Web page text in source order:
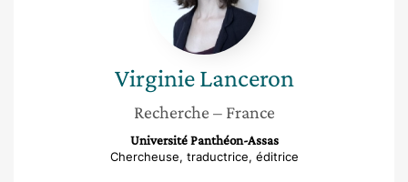
Virginie Lanceron
Recherche – France
Université Panthéon-Assas
Chercheuse, traductrice, éditrice